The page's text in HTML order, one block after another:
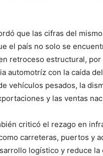
que las cifras del mismo
el país no solo se
retroceso estructural,
automotríz con la caída
vehículos pesados, la
y las ventas
criticó el rezago en
carreteras, puertos y
logístico y reduce la